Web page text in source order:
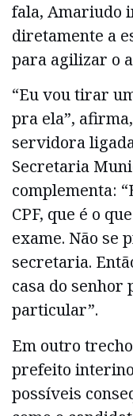
fala, Amariudo
diretamente a
para agilizar o
“Eu vou tirar
pra ela”,
servidora
Secretaria
complementa:
CPF, que é o
exame. Não se
secretaria.
casa do senhor
particular”.
Em outro
prefeito
possíveis